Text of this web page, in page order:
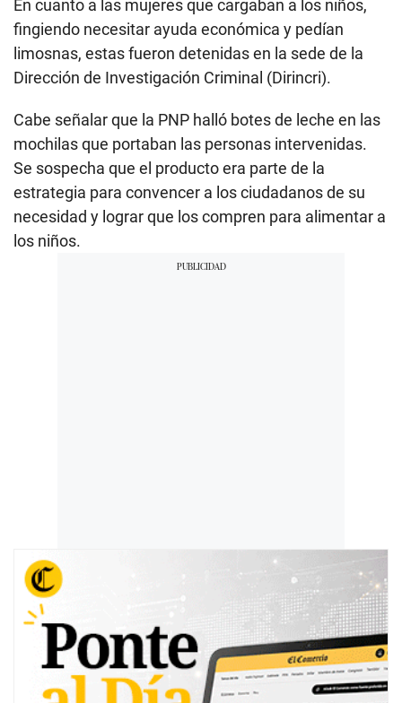
En cuanto a las mujeres que cargaban a los niños,
fingiendo necesitar ayuda económica y pedían
limosnas, estas fueron detenidas en la sede de la
Dirección de Investigación Criminal (Dirincri).
Cabe señalar que la PNP halló botes de leche en las
mochilas que portaban las personas intervenidas.
Se sospecha que el producto era parte de la
estrategia para convencer a los ciudadanos de su
necesidad y lograr que los compren para alimentar a
los niños.